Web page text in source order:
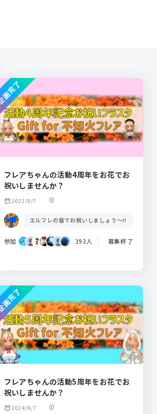
フレアちゃんの活動4周年をお花でお
祝いしませんか？
calendar_month2023/8/7 location_on
エルフレの皆でお祝いしましょう～!!
参加 393人 募集終了
完了
フレアちゃんの活動5周年をお花でお
祝いしませんか？
calendar_month2024/8/7 location_on
完了